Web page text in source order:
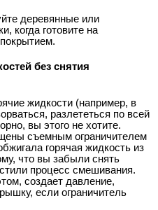
деревянные или
когда готовите на
без снятия
жидкости (например, в
разлететься по всей
вы этого не хотите.
съемным ограничителем
горячая жидкость из
что вы забыли снять
процесс смешивания.
создает давление,
если ограничитель